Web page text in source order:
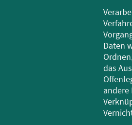
Daten
das
andere